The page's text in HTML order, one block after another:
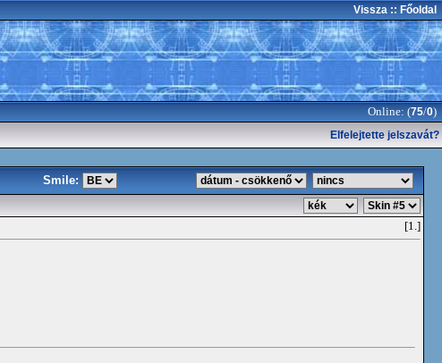
Vissza :: Főoldal
Online: (75/0)
Elfelejtette jelszavát?
Smile:
[1.]